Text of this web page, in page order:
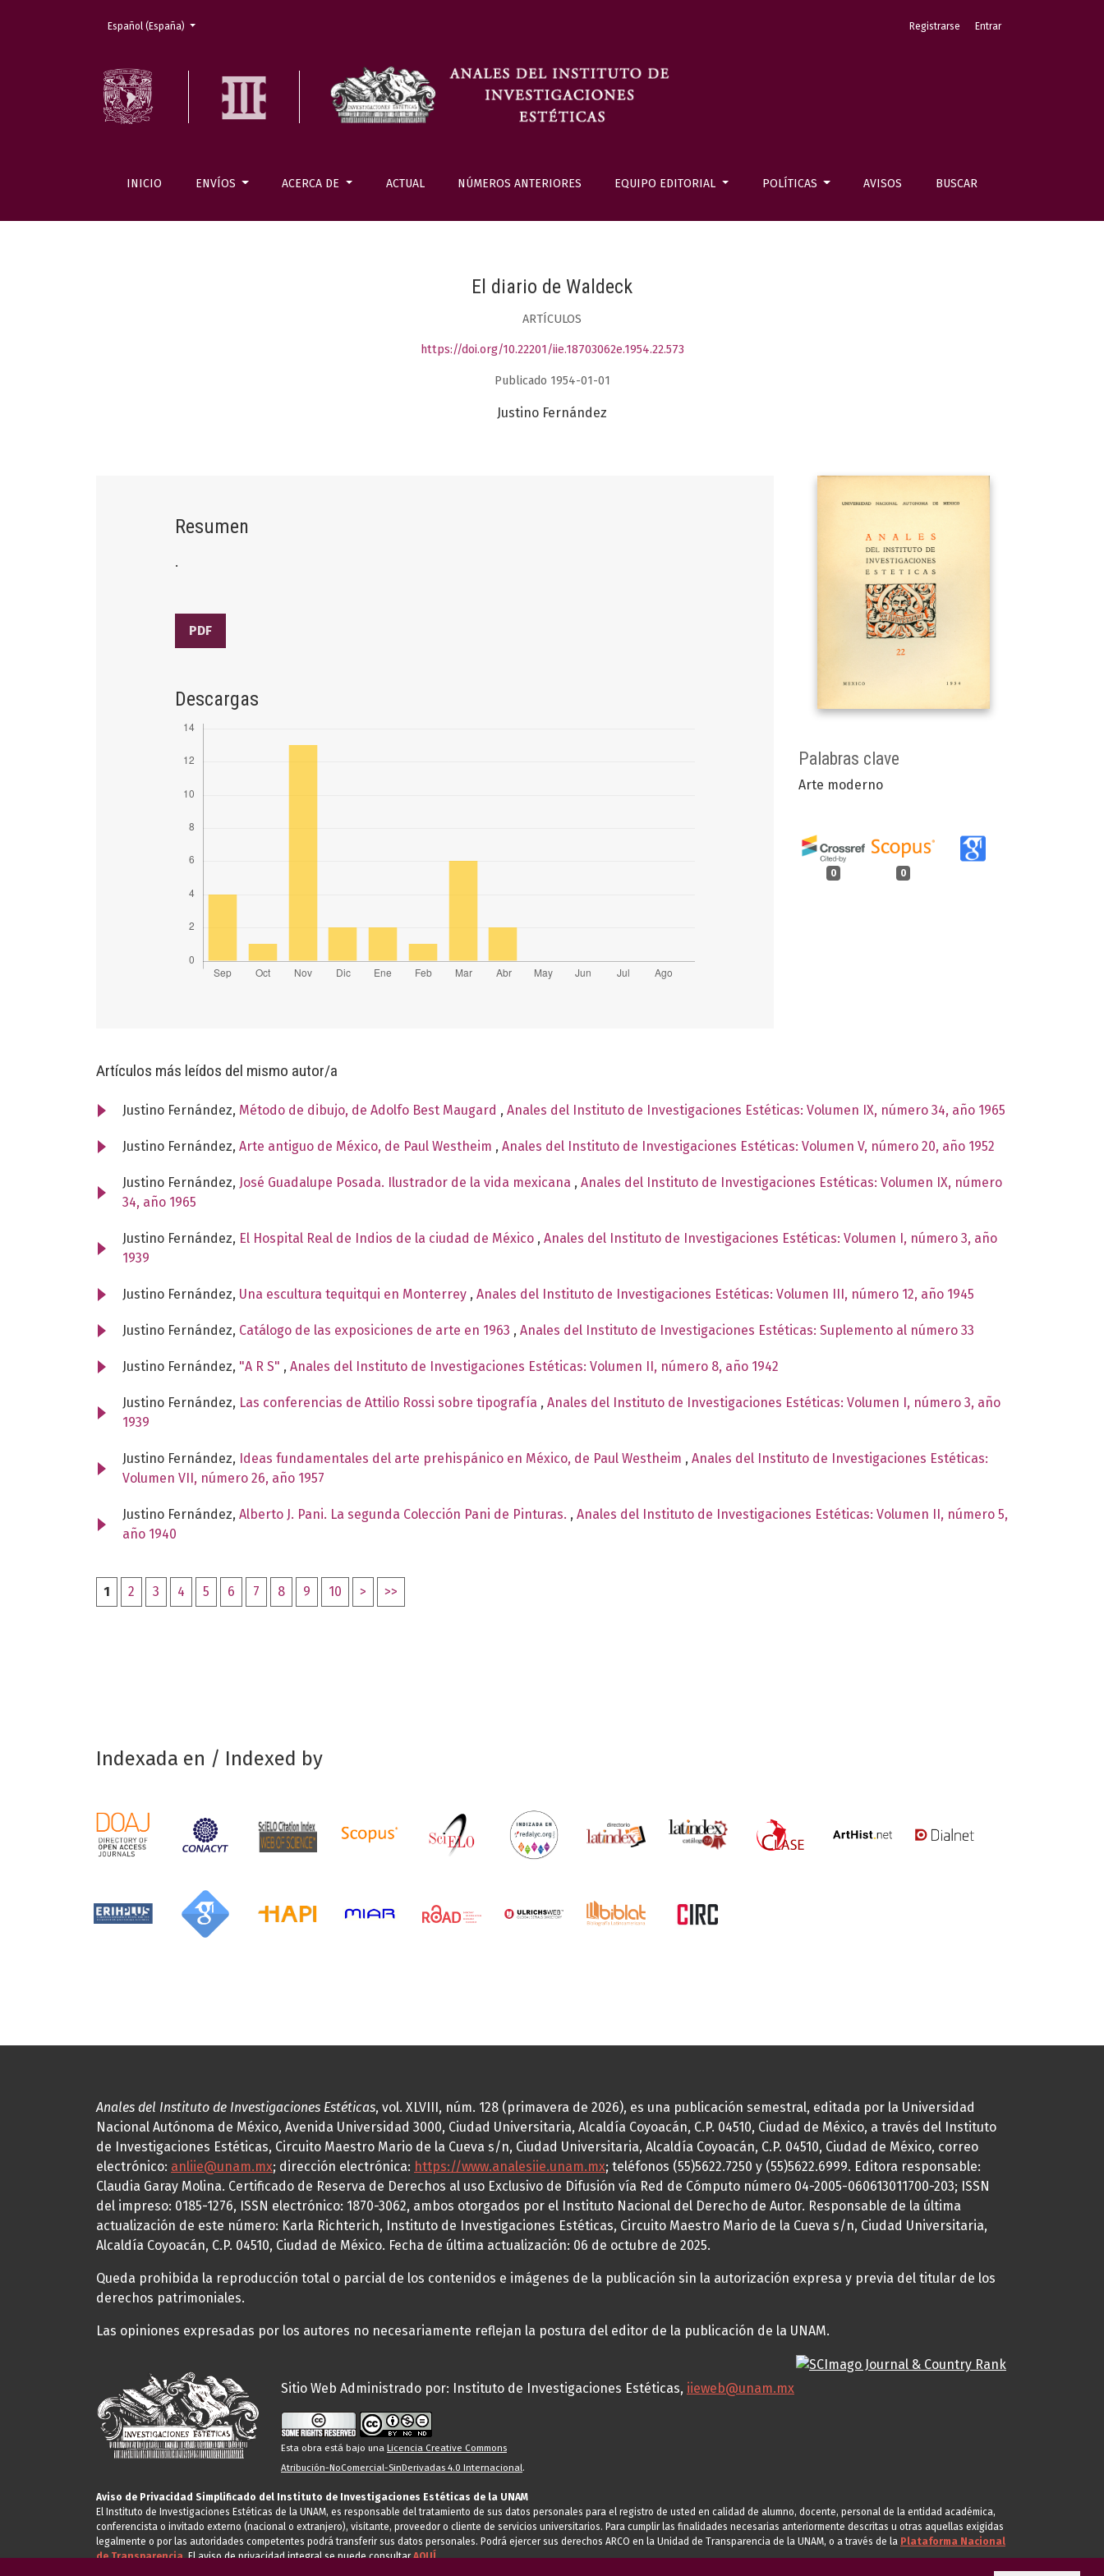
INICIO ENVÍOS ACERCA DE ACTUAL NÚMEROS ANTERIORES EQUIPO EDITORIAL POLÍTICAS AVISOS BUSCAR
Registrarse Entrar
Cambiar el idioma. El actual es:
Español (España)
El diario de Waldeck
ARTÍCULOS
https://doi.org/10.22201/iie.18703062e.1954.22.573
Publicado 1954-01-01
Justino Fernández
Palabras clave
Arte moderno
0 0
Resumen
.
PDF
Descargas
Artículos más leídos del mismo autor/a
Justino Fernández, Método de dibujo, de Adolfo Best Maugard , Anales del Instituto de Investigaciones Estéticas: Volumen IX, número 34, año 1965
Justino Fernández, Arte antiguo de México, de Paul Westheim , Anales del Instituto de Investigaciones Estéticas: Volumen V, número 20, año 1952
Justino Fernández, José Guadalupe Posada. Ilustrador de la vida mexicana , Anales del Instituto de Investigaciones Estéticas: Volumen IX, número
34, año 1965
Justino Fernández, El Hospital Real de Indios de la ciudad de México , Anales del Instituto de Investigaciones Estéticas: Volumen I, número 3, año
1939
Justino Fernández, Una escultura tequitqui en Monterrey , Anales del Instituto de Investigaciones Estéticas: Volumen III, número 12, año 1945
Justino Fernández, Catálogo de las exposiciones de arte en 1963 , Anales del Instituto de Investigaciones Estéticas: Suplemento al número 33
Justino Fernández, "A R S" , Anales del Instituto de Investigaciones Estéticas: Volumen II, número 8, año 1942
Justino Fernández, Las conferencias de Attilio Rossi sobre tipografía , Anales del Instituto de Investigaciones Estéticas: Volumen I, número 3, año
1939
Justino Fernández, Ideas fundamentales del arte prehispánico en México, de Paul Westheim , Anales del Instituto de Investigaciones Estéticas:
Volumen VII, número 26, año 1957
Justino Fernández, Alberto J. Pani. La segunda Colección Pani de Pinturas. , Anales del Instituto de Investigaciones Estéticas: Volumen II, número 5,
año 1940
1 2 3 4 5 6 7 8 9 10 > >>
Indexada en / Indexed by
Anales del Instituto de Investigaciones Estéticas, vol. XLVIII, núm. 128 (primavera de 2026), es una publicación semestral, editada por la Universidad
Nacional Autónoma de México, Avenida Universidad 3000, Ciudad Universitaria, Alcaldía Coyoacán, C.P. 04510, Ciudad de México, a través del Instituto
de Investigaciones Estéticas, Circuito Maestro Mario de la Cueva s/n, Ciudad Universitaria, Alcaldía Coyoacán, C.P. 04510, Ciudad de México, correo
electrónico: anliie@unam.mx; dirección electrónica: https://www.analesiie.unam.mx; teléfonos (55)5622.7250 y (55)5622.6999. Editora responsable:
Claudia Garay Molina. Certificado de Reserva de Derechos al uso Exclusivo de Difusión vía Red de Cómputo número 04-2005-060613011700-203; ISSN
del impreso: 0185-1276, ISSN electrónico: 1870-3062, ambos otorgados por el Instituto Nacional del Derecho de Autor. Responsable de la última
actualización de este número: Karla Richterich, Instituto de Investigaciones Estéticas, Circuito Maestro Mario de la Cueva s/n, Ciudad Universitaria,
Alcaldía Coyoacán, C.P. 04510, Ciudad de México. Fecha de última actualización: 06 de octubre de 2025.
Queda prohibida la reproducción total o parcial de los contenidos e imágenes de la publicación sin la autorización expresa y previa del titular de los
derechos patrimoniales.
Las opiniones expresadas por los autores no necesariamente reflejan la postura del editor de la publicación de la UNAM.
Sitio Web Administrado por: Instituto de Investigaciones Estéticas, iieweb@unam.mx
Esta obra está bajo una Licencia Creative Commons
Atribución-NoComercial-SinDerivadas 4.0 Internacional.
Aviso de Privacidad Simplificado del Instituto de Investigaciones Estéticas de la UNAM
El Instituto de Investigaciones Estéticas de la UNAM, es responsable del tratamiento de sus datos personales para el registro de usted en calidad de alumno, docente, personal de la entidad académica,
conferencista o invitado externo (nacional o extranjero), visitante, proveedor o cliente de servicios universitarios. Para cumplir las finalidades necesarias anteriormente descritas u otras aquellas exigidas
legalmente o por las autoridades competentes podrá transferir sus datos personales. Podrá ejercer sus derechos ARCO en la Unidad de Transparencia de la UNAM, o a través de la Plataforma Nacional
de Transparencia.El aviso de privacidad integral se puede consultarAQUÍ